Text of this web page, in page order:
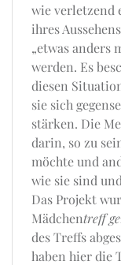
wie verletzend
ihres
„etwas anders
werden. Es
diesen
sie sich
stärken. Die
darin, so zu
möchte und
wie sie sind
Das Projekt
Mädchentreff
des Treffs
haben hier die